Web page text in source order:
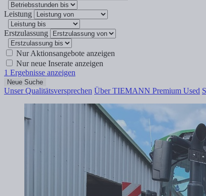
Leistung
Erstzulassung
Nur Aktionsangebote anzeigen
Nur neue Inserate anzeigen
1 Ergebnisse anzeigen
Neue Suche
Unser Qualitätsversprechen Über TIEMANN Premium Used